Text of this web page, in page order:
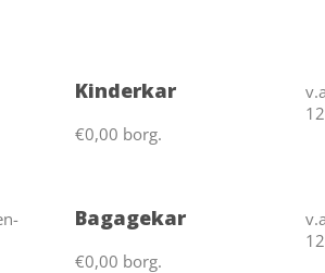
Kinderkar
€0,00 borg.
Bagagekar
€0,00 borg.